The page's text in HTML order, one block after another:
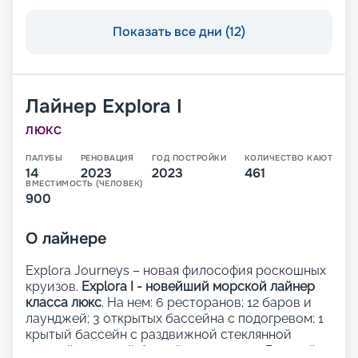
Показать все дни (12)
Лайнер Explora I
ЛЮКС
ПАЛУБЫ
14
РЕНОВАЦИЯ
2023
ГОД ПОСТРОЙКИ
2023
КОЛИЧЕСТВО КАЮТ
461
ВМЕСТИМОСТЬ (ЧЕЛОВЕК)
900
О лайнере
Explora Journeys – новая философия роскошных
круизов. Explora I - новейший морской лайнер
класса люкс. На нем: 6 ресторанов; 12 баров и
лаунджей; 3 открытых бассейна с подогревом; 1
крытый бассейн с раздвижной стеклянной
крышей; 1 крытый бассейн; 5 джакузи; Детский